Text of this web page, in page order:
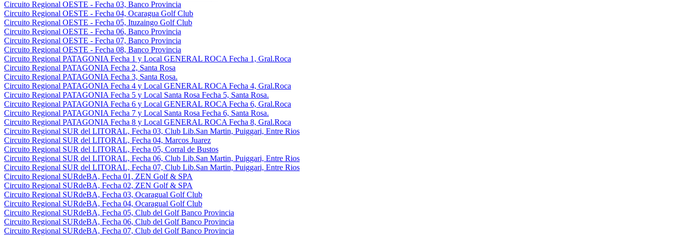
Circuito Regional OESTE - Fecha 03, Banco Provincia
Circuito Regional OESTE - Fecha 04, Ocaragua Golf Club
Circuito Regional OESTE - Fecha 05, Ituzaingo Golf Club
Circuito Regional OESTE - Fecha 06, Banco Provincia
Circuito Regional OESTE - Fecha 07, Banco Provincia
Circuito Regional OESTE - Fecha 08, Banco Provincia
Circuito Regional PATAGONIA Fecha 1 y Local GENERAL ROCA Fecha 1, Gral.Roca
Circuito Regional PATAGONIA Fecha 2, Santa Rosa
Circuito Regional PATAGONIA Fecha 3, Santa Rosa.
Circuito Regional PATAGONIA Fecha 4 y Local GENERAL ROCA Fecha 4, Gral.Roca
Circuito Regional PATAGONIA Fecha 5 y Local Santa Rosa Fecha 5, Santa Rosa.
Circuito Regional PATAGONIA Fecha 6 y Local GENERAL ROCA Fecha 6, Gral.Roca
Circuito Regional PATAGONIA Fecha 7 y Local Santa Rosa Fecha 6, Santa Rosa.
Circuito Regional PATAGONIA Fecha 8 y Local GENERAL ROCA Fecha 8, Gral.Roca
Circuito Regional SUR del LITORAL, Fecha 03, Club Lib.San Martin, Puiggari, Entre Rios
Circuito Regional SUR del LITORAL, Fecha 04, Marcos Juarez
Circuito Regional SUR del LITORAL, Fecha 05, Corral de Bustos
Circuito Regional SUR del LITORAL, Fecha 06, Club Lib.San Martin, Puiggari, Entre Rios
Circuito Regional SUR del LITORAL, Fecha 07, Club Lib.San Martin, Puiggari, Entre Rios
Circuito Regional SURdeBA, Fecha 01, ZEN Golf & SPA
Circuito Regional SURdeBA, Fecha 02, ZEN Golf & SPA
Circuito Regional SURdeBA, Fecha 03, Ocaragual Golf Club
Circuito Regional SURdeBA, Fecha 04, Ocaragual Golf Club
Circuito Regional SURdeBA, Fecha 05, Club del Golf Banco Provincia
Circuito Regional SURdeBA, Fecha 06, Club del Golf Banco Provincia
Circuito Regional SURdeBA, Fecha 07, Club del Golf Banco Provincia